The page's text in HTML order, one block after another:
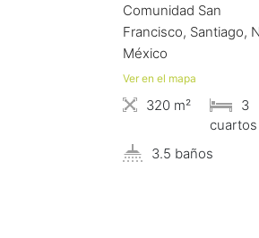
Comunidad San
Francisco, Santiago,
México
Ver en el mapa
320 m²
3
сuartos
3.5 baños